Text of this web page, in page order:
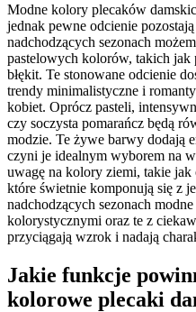
Modne kolory plecaków
jednak pewne odcienie
nadchodzących sezonach
pastelowych kolorów, takich
błękit. Te stonowane odcienie
trendy minimalistyczne i
kobiet. Oprócz pasteli,
czy soczysta pomarańcz będą
modzie. Te żywe barwy dodają
czyni je idealnym wyborem na
uwagę na kolory ziemi, takie
które świetnie komponują się z
nadchodzących sezonach
kolorystycznymi oraz te z
przyciągają wzrok i nadają
Jakie funkcje
kolorowe plecaki